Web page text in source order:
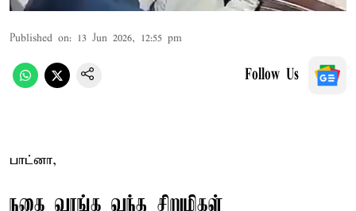
Published on: 13 Jun 2026, 12:55 pm
Follow Us
பாட்னா,
நகை வாங்க வந்த சிறுமிகள்